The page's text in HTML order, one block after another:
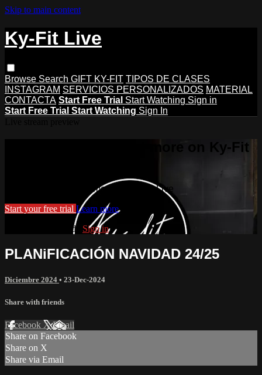
Skip to main content
Ky-Fit Live
Browse Search GIFT KY-FIT TIPOS DE CLASES
INSTAGRAM SERVICIOS PERSONALIZADOS MATERIAL
CONTACTA Start Free Trial Start Watching Sign in
Start Free Trial Start Watching Sign In
Watch this video and more on Ky-Fit
Watch this video and more on Ky-Fit Live
Start your free trial Learn more
Already subscribed? Sign in
PLANiFICACIÓN NAVIDAD 24/25
Diciembre 2024 • 23-Dec-2024
Share with friends
Facebook XEmail
Share on Facebook
Share on X
Share via Email